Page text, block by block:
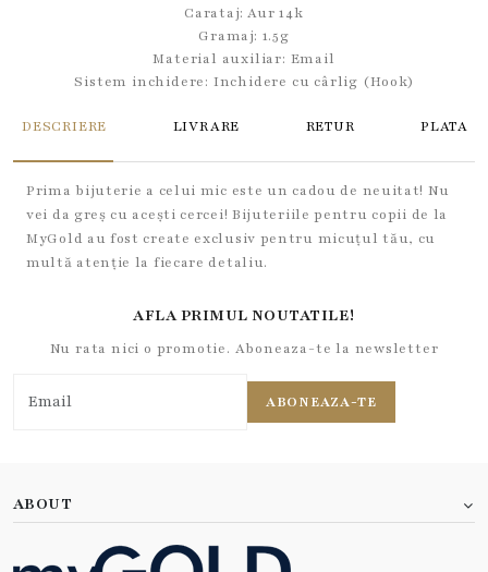
Carataj: Aur 14k
Gramaj: 1.5g
Material auxiliar: Email
Sistem inchidere: Inchidere cu cârlig (Hook)
DESCRIERE LIVRARE RETUR PLATA
Prima bijuterie a celui mic este un cadou de neuitat! Nu
vei da greș cu acești cercei! Bijuteriile pentru copii de la
MyGold au fost create exclusiv pentru micuțul tău, cu
multă atenție la fiecare detaliu.
AFLA PRIMUL NOUTATILE!
Nu rata nici o promotie. Aboneaza-te la newsletter
ABONEAZA-TE
ABOUT